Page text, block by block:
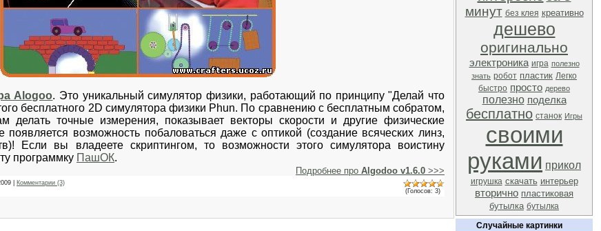
Alogoo. Это уникальный симулятор физики, работающий по принципу "Делай что
бесплатного 2D симулятора физики Phun. По сравнению с бесплатным собратом,
делать точные измерения, показывает векторы скорости и другие физические
возможность побаловаться даже с оптикой (создание всяческих линз,
Если вы владеете скриптингом, то возможности этого симулятора воистину
программку ПашОК.
Подробнее про Algodoo v1.6.0 >>>
(Голосов: 3)
Комментарии (3)
минут без клея креативно
дешево
оригинально
электроника игра полезно
знать робот пластик Легко
быстро просто дерево
полезно поделка
бесплатно станок Игры
своими
руками прикол
игрушка скачать интерьер
вторично пластиковая
бутылка бутылка
Случайные картинки